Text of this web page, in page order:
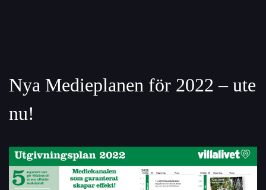
Nya Medieplanen för 2022 – ute
nu!
navigation